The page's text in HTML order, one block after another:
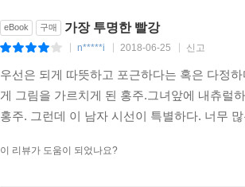
eBook 구매 가장 투명한 빨강
n*****i 2018-06-25 신고
우선은 되게 따뜻하고 포근하다는 혹은 다정
게 그림을 가르치게 된 홍주.그녀앞에 내츄럴
홍주. 그런데 이 남자 시선이 특별하다. 너무
이 리뷰가 도움이 되었나요?